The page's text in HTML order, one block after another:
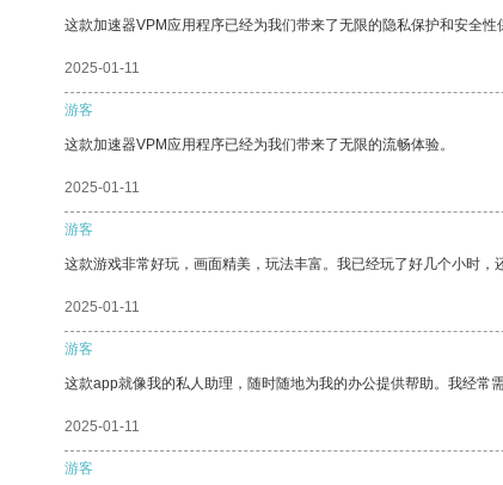
这款加速器VPM应用程序已经为我们带来了无限的隐私保护和安全性
2025-01-11
游客
这款加速器VPM应用程序已经为我们带来了无限的流畅体验。
2025-01-11
游客
这款游戏非常好玩，画面精美，玩法丰富。我已经玩了好几个小时，
2025-01-11
游客
这款app就像我的私人助理，随时随地为我的办公提供帮助。我经常
2025-01-11
游客